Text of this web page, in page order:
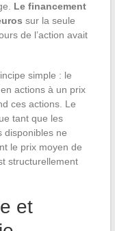
Le financement
sur la seule
de l’action avait
simple : le
actions à un prix
ces actions. Le
tant que les
disponibles ne
le prix moyen de
structurellement
et